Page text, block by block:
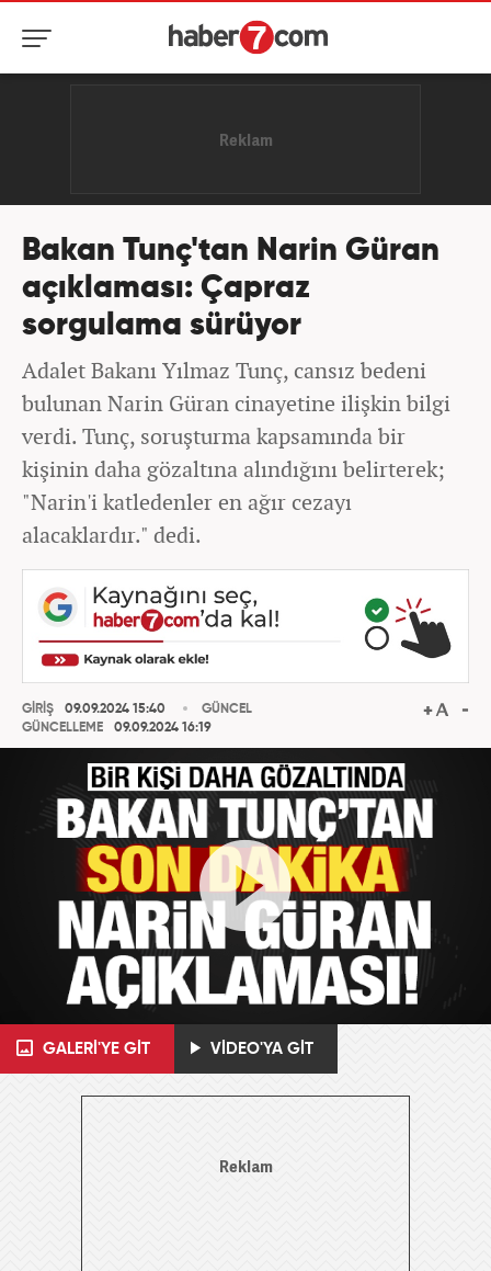
Bakan Tunç'tan Narin Güran
açıklaması: Çapraz
sorgulama sürüyor
Adalet Bakanı Yılmaz Tunç, cansız bedeni
bulunan Narin Güran cinayetine ilişkin bilgi
verdi. Tunç, soruşturma kapsamında bir
kişinin daha gözaltına alındığını belirterek;
"Narin'i katledenler en ağır cezayı
alacaklardır." dedi.
GİRİŞ
09.09.2024 15:40
GÜNCELLEME
09.09.2024 16:19
GÜNCEL
GALERİ'YE GİT VİDEO'YA GİT